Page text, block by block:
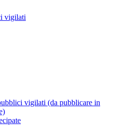
vigilati
vigilati (da pubblicare in